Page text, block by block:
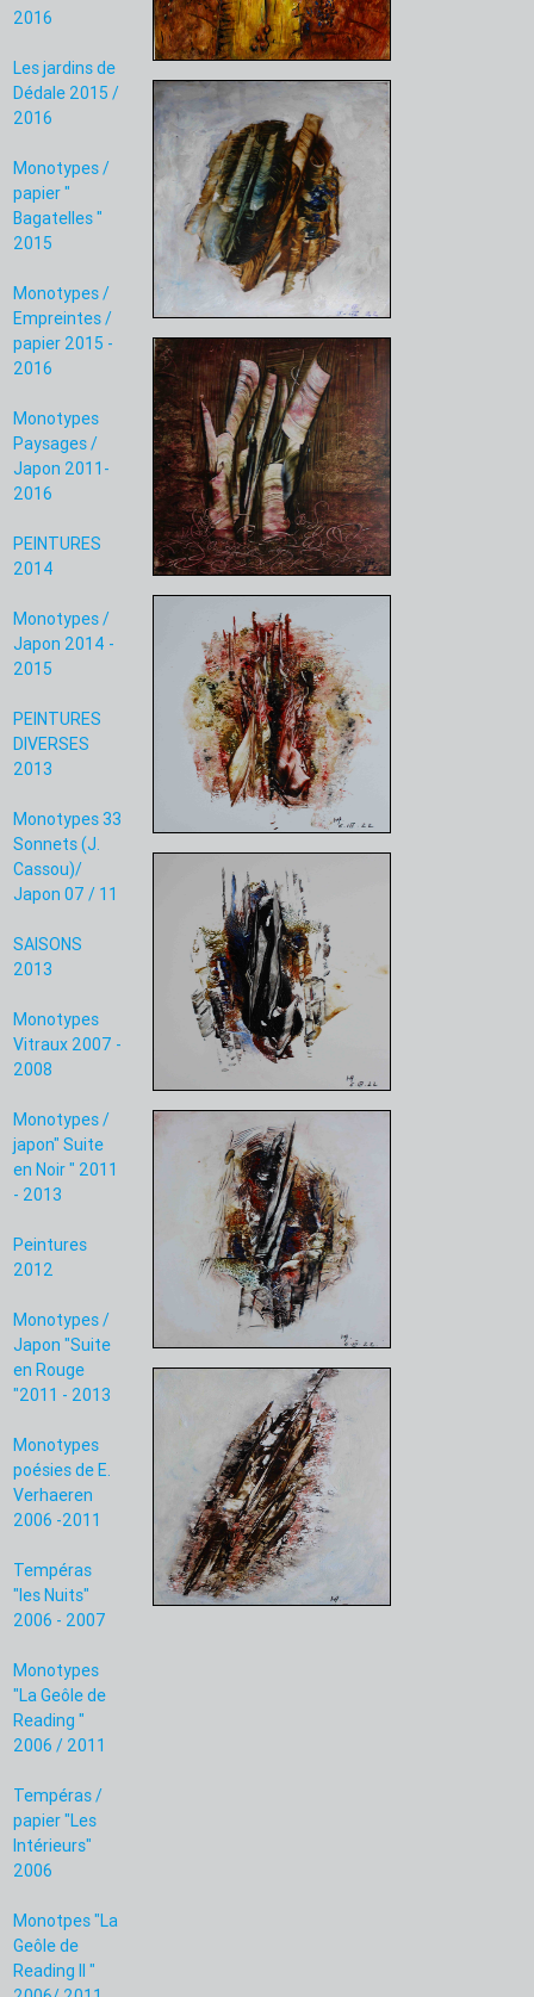
2016
Les jardins de
Dédale 2015 /
2016
Monotypes /
papier "
Bagatelles "
2015
Monotypes /
Empreintes /
papier 2015 -
2016
Monotypes
Paysages /
Japon 2011-
2016
PEINTURES
2014
Monotypes /
Japon 2014 -
2015
PEINTURES
DIVERSES
2013
Monotypes 33
Sonnets (J.
Cassou)/
Japon 07 / 11
SAISONS
2013
Monotypes
Vitraux 2007 -
2008
Monotypes /
japon" Suite
en Noir " 2011
- 2013
Peintures
2012
Monotypes /
Japon "Suite
en Rouge
"2011 - 2013
Monotypes
poésies de E.
Verhaeren
2006 -2011
Tempéras
"les Nuits"
2006 - 2007
Monotypes
"La Geôle de
Reading "
2006 / 2011
Tempéras /
papier "Les
Intérieurs"
2006
Monotpes "La
Geôle de
Reading II "